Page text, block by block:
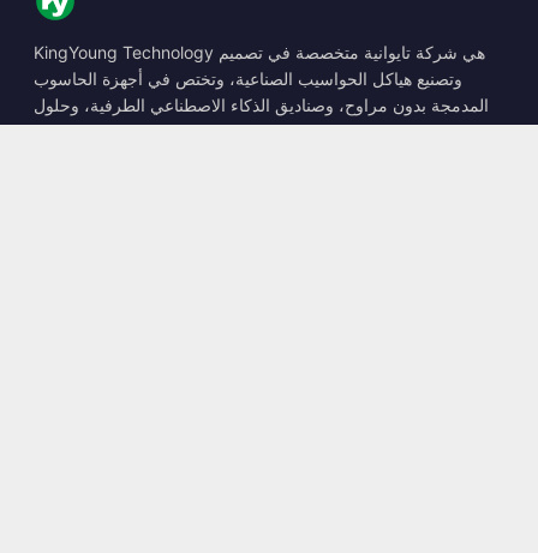
KingYoung Technology هي شركة تايوانية متخصصة في تصميم
وتصنيع هياكل الحواسيب الصناعية، وتختص في أجهزة الحاسوب
المدمجة بدون مراوح، وصناديق الذكاء الاصطناعي الطرفية، وحلول
الحوسبة المتينة.